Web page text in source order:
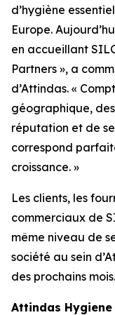
d’hygiène
Europe.
en accueillant
Partners », a
d’Attindas. «
géographique,
réputation et de
correspond
croissance. »
Les clients, les
commerciaux de
même niveau de
société au sein
des prochains mois.
Attindas Hygiene